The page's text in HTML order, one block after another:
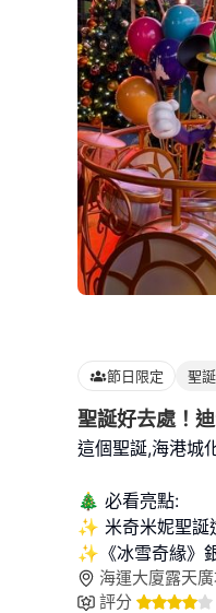
節日限定 聖
聖誕好去處！
這個聖誕,海港城
🎄 必看亮點:
✨ 米奇米妮聖誕
✨《冰雪奇緣》
海運大廈露天
評分